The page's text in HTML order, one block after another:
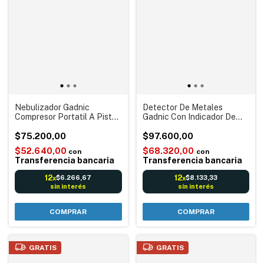
Nebulizador Gadnic
Compresor Portatil A Pistón
para Adultos Niños Filtros
$75.200,00
$52.640,00 con
Transferencia bancaria
12x$6.266,67
sin interés
Detector De Metales
Gadnic Con Indicador De
Oro Plata
$97.600,00
$68.320,00 con
Transferencia bancaria
12x$8.133,33
sin interés
GRATIS GRATIS